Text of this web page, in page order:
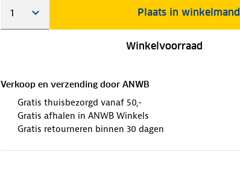
Plaats in winkelmand
Winkelvoorraad
Verkoop en verzending door ANWB
Gratis thuisbezorgd vanaf 50,-
Gratis afhalen in ANWB Winkels
Gratis retourneren binnen 30 dagen